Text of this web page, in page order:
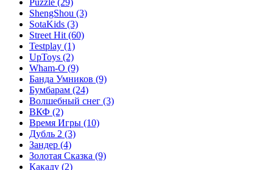
Puzzle (29)
ShengShou (3)
SotaKids (3)
Street Hit (60)
Testplay (1)
UpToys (2)
Wham-O (9)
Банда Умников (9)
Бумбарам (24)
Волшебный снег (3)
ВКФ (2)
Время Игры (10)
Дубль 2 (3)
Зандер (4)
Золотая Сказка (9)
Какаду (2)